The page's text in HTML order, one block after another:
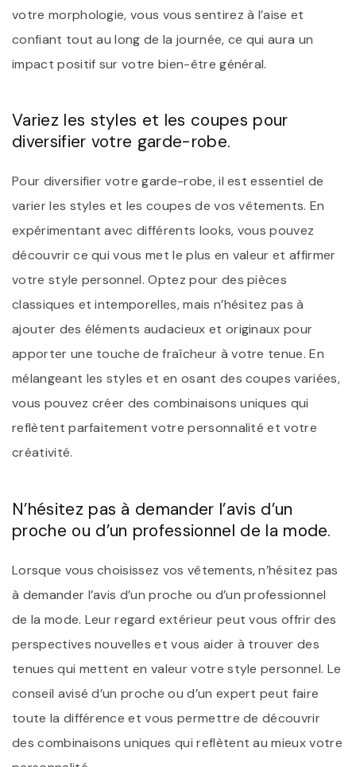
votre morphologie, vous vous sentirez à l’aise et
confiant tout au long de la journée, ce qui aura un
impact positif sur votre bien-être général.
Variez les styles et les coupes pour
diversifier votre garde-robe.
Pour diversifier votre garde-robe, il est essentiel de
varier les styles et les coupes de vos vêtements. En
expérimentant avec différents looks, vous pouvez
découvrir ce qui vous met le plus en valeur et affirmer
votre style personnel. Optez pour des pièces
classiques et intemporelles, mais n’hésitez pas à
ajouter des éléments audacieux et originaux pour
apporter une touche de fraîcheur à votre tenue. En
mélangeant les styles et en osant des coupes variées,
vous pouvez créer des combinaisons uniques qui
reflètent parfaitement votre personnalité et votre
créativité.
N’hésitez pas à demander l’avis d’un
proche ou d’un professionnel de la mode.
Lorsque vous choisissez vos vêtements, n’hésitez pas
à demander l’avis d’un proche ou d’un professionnel
de la mode. Leur regard extérieur peut vous offrir des
perspectives nouvelles et vous aider à trouver des
tenues qui mettent en valeur votre style personnel. Le
conseil avisé d’un proche ou d’un expert peut faire
toute la différence et vous permettre de découvrir
des combinaisons uniques qui reflètent au mieux votre